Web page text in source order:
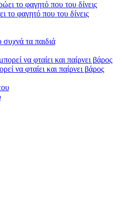
το φαγητό που του δίνεις
τα παιδιά
να φταίει και παίρνει βάρος